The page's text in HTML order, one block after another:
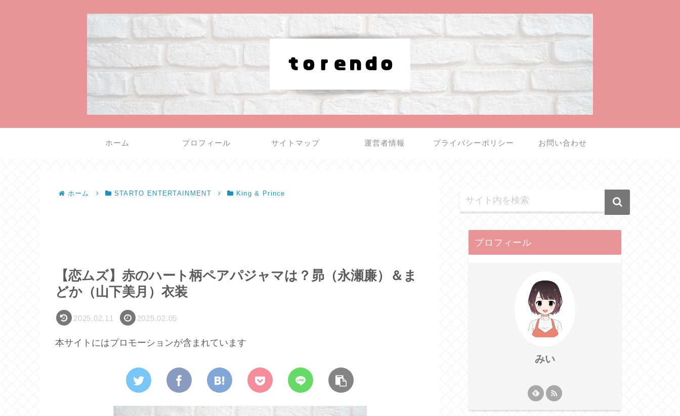
ホーム プロフィール サイトマップ 運営者情報 プライバシーポリシー お問い合わせ
ホーム STARTO ENTERTAINMENT King & Prince
【恋ムズ】赤のハート柄ペアパジャマは？昴（永瀬廉）＆ま
どか（山下美月）衣装
2025.02.11 2025.02.05
本サイトにはプロモーションが含まれています
プロフィール
みい